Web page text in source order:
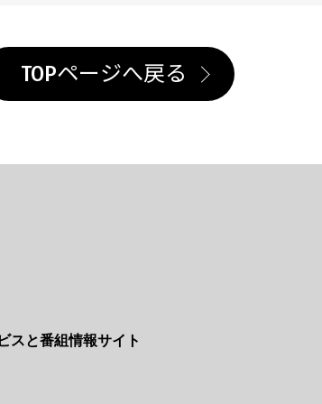
TOPページへ戻る
スと番組情報サイト